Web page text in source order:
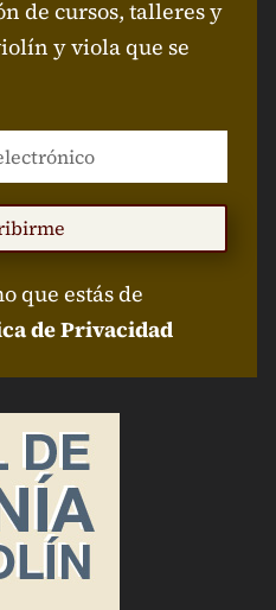
de cursos, talleres y
y viola que se
que estás de
de Privacidad